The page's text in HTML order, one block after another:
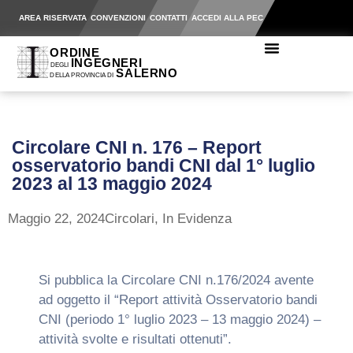
AREA RISERVATA CONVENZIONI CONTATTI ACCEDI ALLA PEC
Circolare CNI n. 176 – Report
osservatorio bandi CNI dal 1° luglio
2023 al 13 maggio 2024
Maggio 22, 2024Circolari, In Evidenza
Si pubblica la Circolare CNI n.176/2024 avente
ad oggetto il “Report attività Osservatorio bandi
CNI (periodo 1° luglio 2023 – 13 maggio 2024) –
attività svolte e risultati ottenuti”.